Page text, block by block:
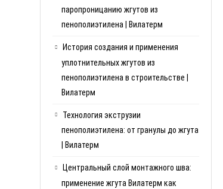
паропроницанию жгутов из
пенополиэтилена | Вилатерм
История создания и применения
уплотнительных жгутов из
пенополиэтилена в строительстве |
Вилатерм
Технология экструзии
пенополиэтилена: от гранулы до жгута
| Вилатерм
Центральный слой монтажного шва:
применение жгута Вилатерм как